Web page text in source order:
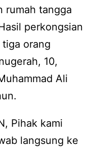
rumah tangga
perkongsian
orang
10,
Ali
Pihak kami
langsung ke